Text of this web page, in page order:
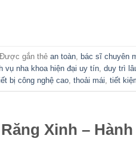
gắn thẻan toàn, bác sĩ chuyên
vụ nha khoa hiện đại uy tín, duy trì
bị công nghệ cao, thoải mái, tiết
Xinh –
Nhận tư